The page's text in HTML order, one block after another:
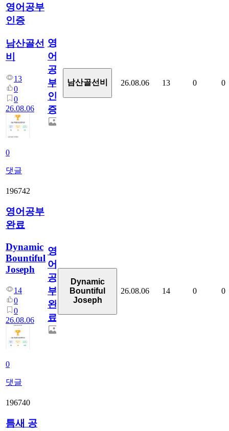
영어공부
인증
남산골선
비
13
0
0
26.08.06
0
댓글
영
어
공
부
인
증
남산골선비 26.08.06 13 0 0
196742
영어공부
완료
Dynamic
Bountiful
Joseph
14
0
0
26.08.06
0
댓글
영
어
공
부
완
료
Dynamic
Bountiful
Joseph
26.08.06 14 0 0
196740
틈새 공